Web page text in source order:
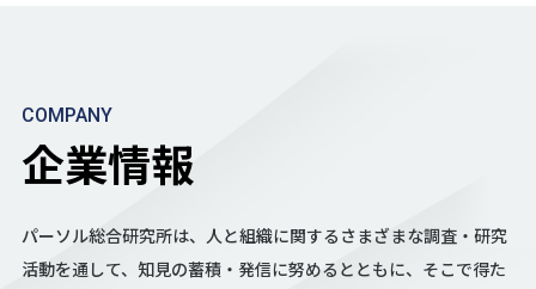
COMPANY
企業情報
パーソル総合研究所は、人と組織に関するさまざまな調査・研究
活動を通して、 知見の蓄積・発信に努めるとともに、そこで得た